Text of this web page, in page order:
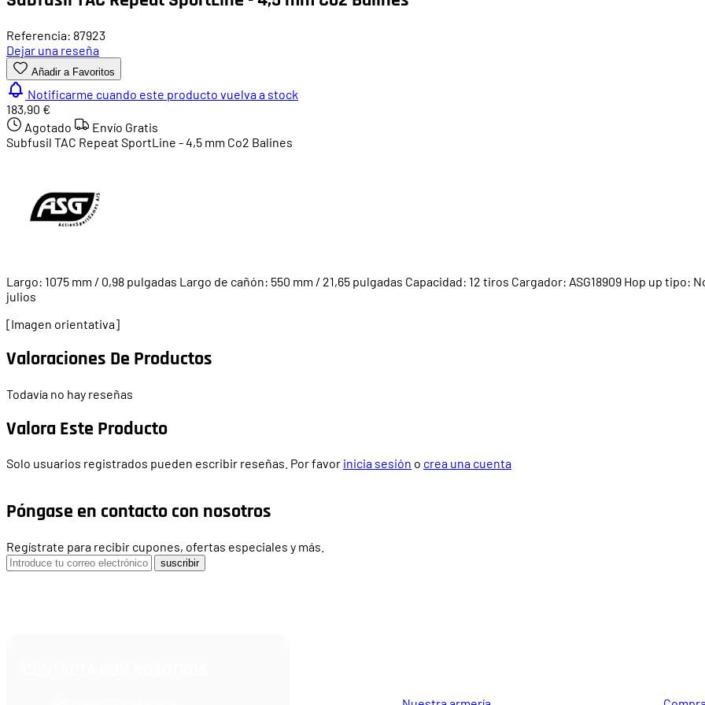
Referencia: 87923
Dejar una reseña
Añadir a Favoritos
Notificarme cuando este producto vuelva a stock
183,90 €
Agotado
Envío Gratis
Subfusil TAC Repeat SportLine - 4,5 mm Co2 Balines
Largo: 1075 mm / 0,98 pulgadas Largo de cañón: 550 mm / 21,65 pulgadas Capacidad: 12 tiros Cargador: ASG18909 Hop up tipo:
julios
[Imagen orientativa]
Valoraciones De Productos
Todavía no hay reseñas
Valora Este Producto
Solo usuarios registrados pueden escribir reseñas. Por favor inicia sesión o crea una cuenta
Póngase en contacto con nosotros
Regístrate para recibir cupones, ofertas especiales y más.
suscribir